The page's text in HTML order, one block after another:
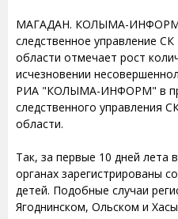
МАГАДАН. КОЛЫМА-ИНФОРМ.
следственное управление
области отмечает рост
исчезновении
РИА "КОЛЫМА-ИНФОРМ" в
следственного управления
области.
Так, за первые 10 дней лета
органах зарегистрированы
детей. Подобные случаи
Ягоднинском, Ольском и